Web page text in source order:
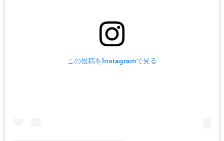
この投稿をInstagramで見る